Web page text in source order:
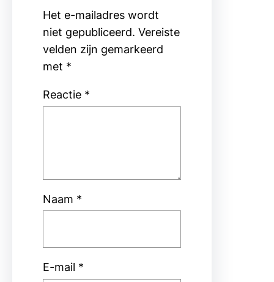
Het e-mailadres wordt
niet gepubliceerd. Vereiste
velden zijn gemarkeerd
met *
Reactie *
Naam *
E-mail *